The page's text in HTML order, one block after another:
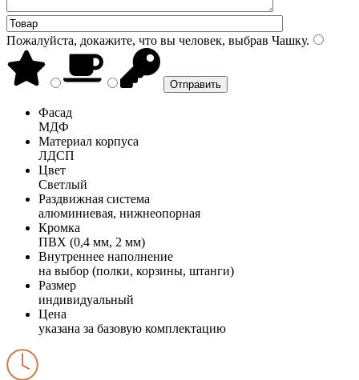
Пожалуйста, докажите, что вы человек, выбрав Чашку.
Фасад
МДФ
Материал корпуса
ЛДСП
Цвет
Светлый
Раздвижная система
алюминиевая, нижнеопорная
Кромка
ПВХ (0,4 мм, 2 мм)
Внутреннее наполнение
на выбор (полки, корзины, штанги)
Размер
индивидуальный
Цена
указана за базовую комплектацию